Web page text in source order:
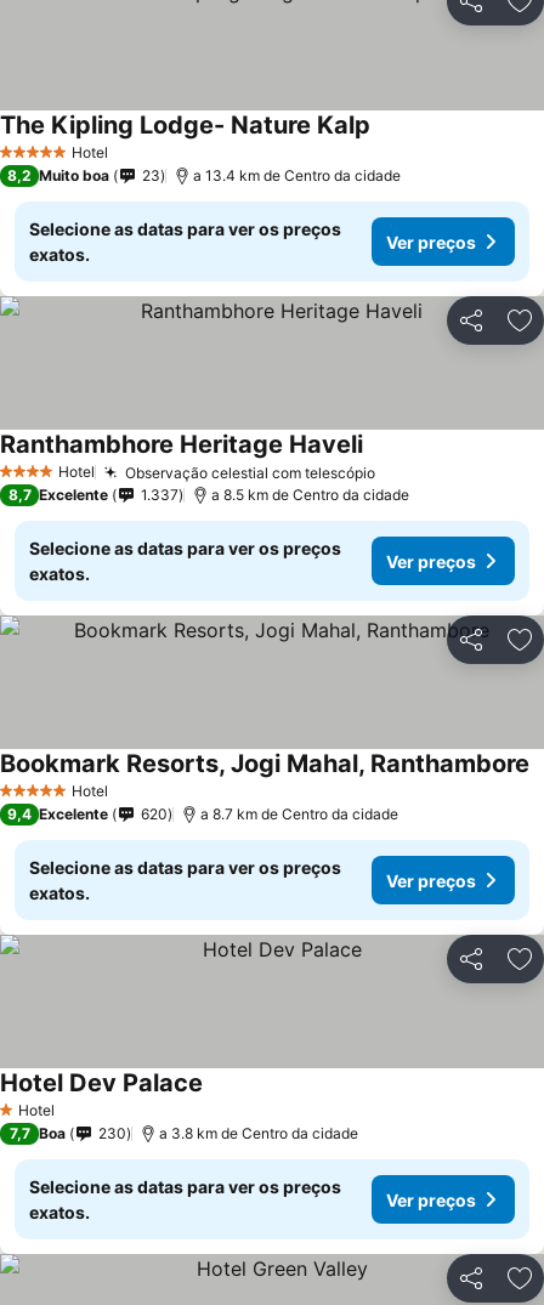
Partilhar
5 Estrelas Hotel
The Kipling Lodge- Nature Kalp
8,2 Muito boa 23 a 13.4 km de Centro da cidade
Selecione as datas para ver os preços
exatos.
Ver preços
Partilhar
4 EstrelasHotel Observação celestial com telescópio
Ranthambhore Heritage Haveli
8,7 Excelente 1.337 a 8.5 km de Centro da cidade
Selecione as datas para ver os preços
exatos.
Ver preços
Partilhar
5 Estrelas Hotel
Bookmark Resorts, Jogi Mahal, Ranthambore
9,4 Excelente 620 a 8.7 km de Centro da cidade
Selecione as datas para ver os preços
exatos.
Ver preços
Partilhar
1 Estrelas
Hotel
Hotel Dev Palace
7,7 Boa 230 a 3.8 km de Centro da cidade
Selecione as datas para ver os preços
exatos.
Ver preços
Partilhar